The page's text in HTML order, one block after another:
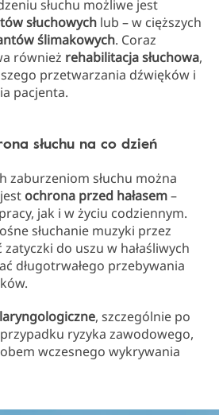
słuchu możliwe jest
słuchowych lub – w cięższych
ślimakowych. Coraz
również rehabilitacja słuchowa,
przetwarzania dźwięków i
pacjenta.
słuchu na co dzień
zaburzeniom słuchu można
ochrona przed hałasem–
jak i w życiu codziennym.
słuchanie muzyki przez
do uszu w hałaśliwych
długotrwałego przebywania
, szczególnie po
ryzyka zawodowego,
wczesnego wykrywania